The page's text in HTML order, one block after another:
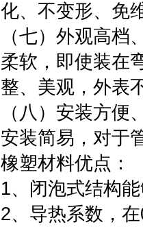
化、不变形、免
（七）外观高
柔软，即使装在
整、美观，外表
（八）安装方
安装简易，对于
橡塑材料优点：
1、闭泡式结构
2、导热系数，